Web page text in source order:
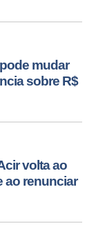
mudar
sobre R$
volta ao
ao renunciar